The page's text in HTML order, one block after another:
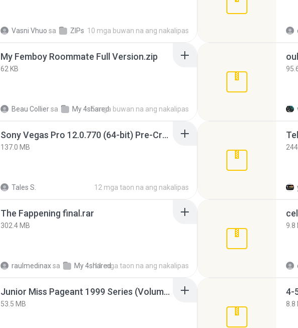
Vasni Vhuo sa ZIPs 10 mga buwan na ang nakalipas
My Femboy Roommate Full Version.zip
62 KB
Beau Colliersa My 4shared5 mga buwan na ang nakalipas
Sony Vegas Pro 12.0.770 (64-bit) Pre-Cracked.zip
137.0 MB
Tales S. 12 mga taon na ang nakalipas
The Fappening final.rar
302.4 MB
raulmedinaxsa My 4shared11 mga taon na ang nakalipas
9.8
Junior Miss Pageant 1999 Series (Volume I Part I NC 6).7z
53.5 MB
4-
8.8